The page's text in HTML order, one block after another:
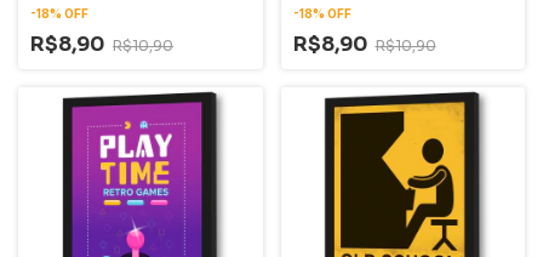
-18% OFF
R$8,90 R$10,90
-18% OFF
R$8,90 R$10,90